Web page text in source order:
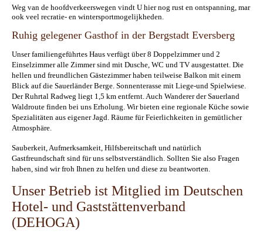
Weg van de hoofdverkeerswegen vindt U hier nog rust en ontspanning, mar
ook veel recratie- en wintersportmogelijkheden.
Ruhig gelegener Gasthof in der Bergstadt Eversberg
Unser familiengeführtes Haus verfügt über 8 Doppelzimmer und 2
Einselzimmer alle Zimmer sind mit Dusche, WC und TV ausgestattet. Die
hellen und freundlichen Gästezimmer haben teilweise Balkon mit einem
Blick auf die Sauerländer Berge. Sonnenterasse mit Liege-und Spielwiese.
Der Ruhrtal Radweg liegt 1,5 km entfernt. Auch Wanderer der Sauerland
Waldroute finden bei uns Erholung. Wir bieten eine regionale Küche sowie
Spezialitäten aus eigener Jagd. Räume für Feierlichkeiten in gemütlicher
Atmosphäre.
Sauberkeit, Aufmerksamkeit, Hilfsbereitschaft und natürlich
Gastfreundschaft sind für uns selbstverständlich. Sollten Sie also Fragen
haben, sind wir froh Ihnen zu helfen und diese zu beantworten.
Unser Betrieb ist Mitglied im Deutschen
Hotel- und Gaststättenverband
(DEHOGA)